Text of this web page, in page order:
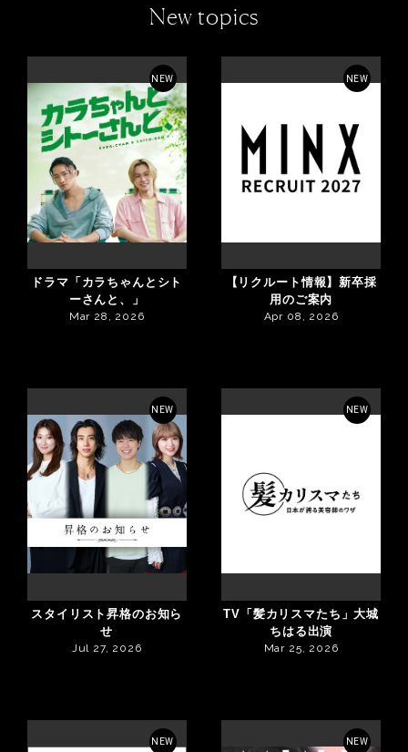
New topics
NEW
ドラマ「カラちゃんとシト
ーさんと、」
Mar 28, 2026
NEW
【リクルート情報】新卒採
用のご案内
Apr 08, 2026
NEW
スタイリスト昇格のお知ら
せ
Jul 27, 2026
NEW
TV「髪カリスマたち」大城
ちはる出演
Mar 25, 2026
NEW NEW